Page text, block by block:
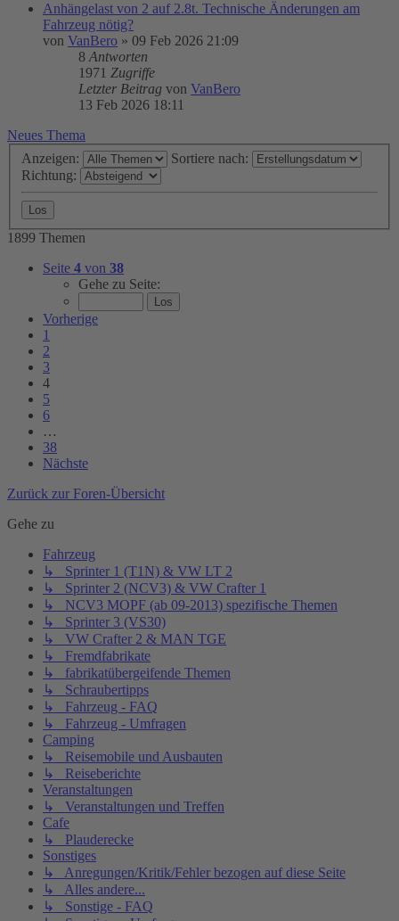
Anhängelast von 2 auf 2.8t. Technische Änderungen am
Fahrzeug nötig?
von VanBero » 09 Feb 2026 21:09
8 Antworten
1971 Zugriffe
Letzter Beitrag von VanBero
13 Feb 2026 18:11
Neues Thema
Anzeigen:
Sortiere nach:
Richtung:
1899 Themen
Seite 4 von 38
Gehe zu Seite:
Vorherige
1
2
3
4
5
6
…
38
Nächste
Zurück zur Foren-Übersicht
Gehe zu
Fahrzeug
↳ Sprinter 1 (T1N) & VW LT 2
↳ Sprinter 2 (NCV3) & VW Crafter 1
↳ NCV3 MOPF (ab 09-2013) spezifische Themen
↳ Sprinter 3 (VS30)
↳ VW Crafter 2 & MAN TGE
↳ Fremdfabrikate
↳ fabrikatübergeifende Themen
↳ Schraubertipps
↳ Fahrzeug - FAQ
↳ Fahrzeug - Umfragen
Camping
↳ Reisemobile und Ausbauten
↳ Reiseberichte
Veranstaltungen
↳ Veranstaltungen und Treffen
Cafe
↳ Plauderecke
Sonstiges
↳ Anregungen/Kritik/Fehler bezogen auf diese Seite
↳ Alles andere...
↳ Sonstige - FAQ